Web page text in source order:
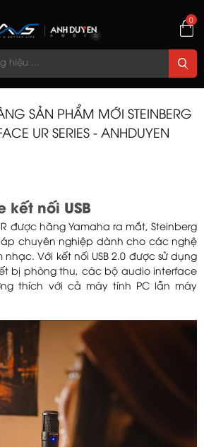
0
SẢN PHẨM MỚI STEINBERG
UR SERIES - ANHDUYEN
kết nối USB
được hãng Yamaha ra mắt, Steinberg
chuyên nghiệp dành cho các nghệ
nhạc. Với kết nối USB 2.0 được sử dụng
bị phòng thu, các bộ audio interface
thích với cả máy tính PC lẫn máy